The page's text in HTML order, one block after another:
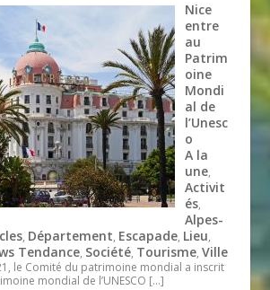
Nice
entre
au
Patrim
oine
Mondi
al de
l’Unesc
o
A la
une,
Activit
és,
Alpes-
, Département, Escapade, Lieu,
Tendance, Société, Tourisme,Ville
le Comité du patrimoine mondial a inscrit
mondial de l’UNESCO […]